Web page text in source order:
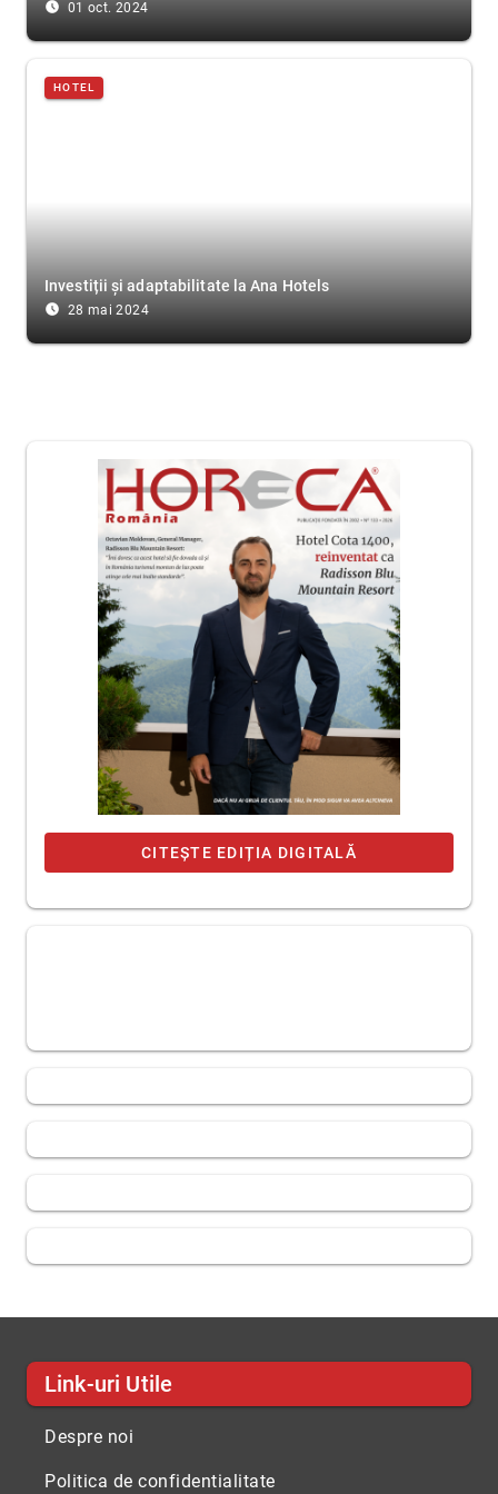
access_time_filled 01 oct. 2024
HOTEL
Investiții și adaptabilitate la Ana Hotels
access_time_filled 28 mai 2024
CITEȘTE EDIȚIA DIGITALĂ
Link-uri Utile
Despre noi
Politica de confidentialitate